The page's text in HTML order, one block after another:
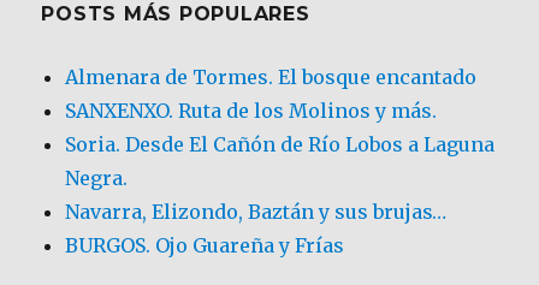
POSTS MÁS POPULARES
Almenara de Tormes. El bosque encantado
SANXENXO. Ruta de los Molinos y más.
Soria. Desde El Cañón de Río Lobos a Laguna
Negra.
Navarra, Elizondo, Baztán y sus brujas…
BURGOS. Ojo Guareña y Frías